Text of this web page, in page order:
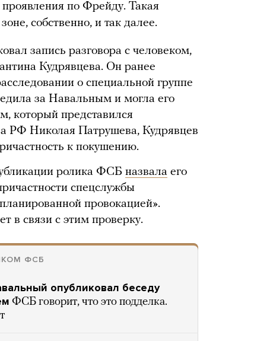
по Фрейду. Такая
собственно, и так далее.
запись разговора с человеком,
Кудрявцева. Он ранее
о специальной группе
за Навальным и могла его
который представился
РФ Николая Патрушева, Кудрявцев
к покушению.
ролика ФСБ назвала его
спецслужбы
провокацией».
в связи с этим проверку.
ФСБ
опубликовал беседу
ФСБ говорит, что это подделка.